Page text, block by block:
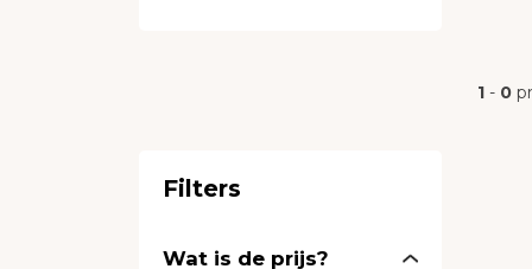
1 - 0
Filters
Wat is de prijs?